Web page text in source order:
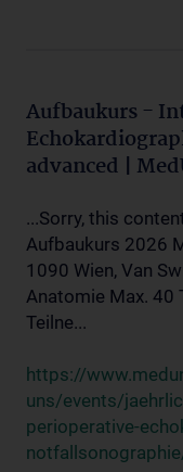
Aufbaukurs -
advanced |
...Sorry, this
Aufbaukurs 2026
1090 Wien, Van
Anatomie Max. 40
Teilne...
https://
uns/events/
perioperative-